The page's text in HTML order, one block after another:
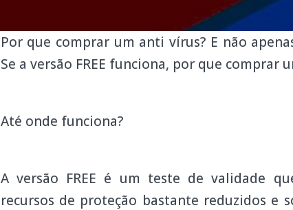
Por que comprar um anti vírus? E não
Se a versão FREE funciona, por que comprar
Até onde funciona?
A versão FREE é um teste de validade
recursos de proteção bastante reduzidos e